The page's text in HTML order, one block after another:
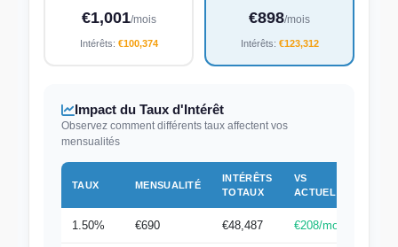
€1,001/mois
Intérêts: €100,374
€898/mois
Intérêts: €123,312
Impact du Taux d'Intérêt
Observez comment différents taux affectent vos
mensualités
TAUX MENSUALITÉ
INTÉRÊTS
TOTAUX
VS
ACTUEL
1.50% €690 €48,487 €208/mois